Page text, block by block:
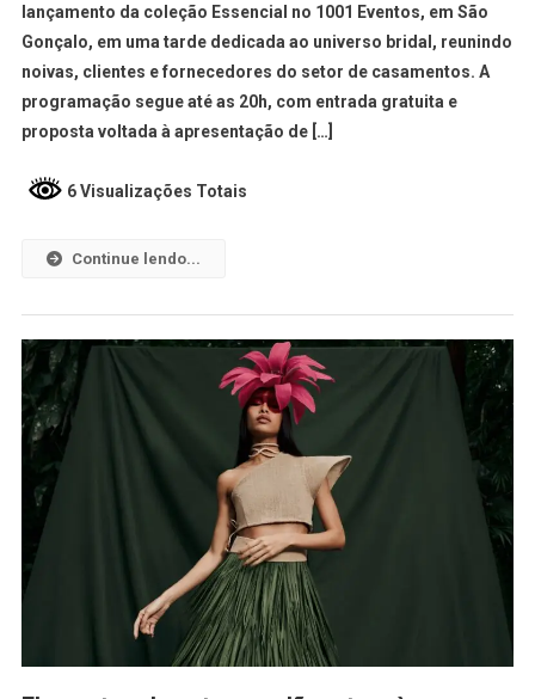
lançamento da coleção Essencial no 1001 Eventos, em São
Gonçalo, em uma tarde dedicada ao universo bridal, reunindo
noivas, clientes e fornecedores do setor de casamentos. A
programação segue até as 20h, com entrada gratuita e
proposta voltada à apresentação de […]
6 Visualizações Totais
Continue lendo...